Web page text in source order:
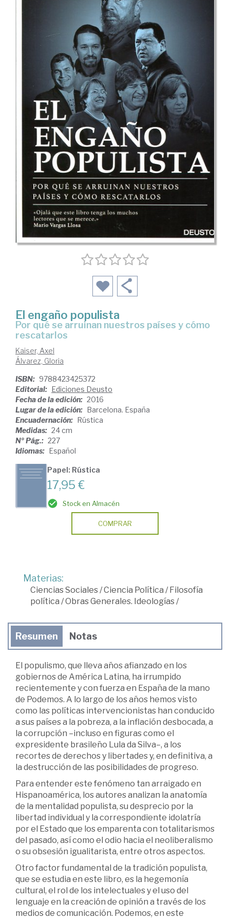
El engaño populista
por qué se arruinan nuestros países y cómo
rescatarlos
Kaiser, Axel
Álvarez, Gloria
ISBN: 9788423425372
Editorial: Ediciones Deusto
Fecha de la edición: 2016
Lugar de la edición: Barcelona. España
Encuadernación: Rústica
Medidas: 24 cm
Nº Pág.: 227
Idiomas: Español
Papel: Rústica
17,95 €
Stock en Almacén
COMPRAR
Materias:
Ciencias Sociales/Ciencia Política /Filosofía
política /Obras Generales. Ideologías/
Resumen Notas
El populismo, que lleva años afianzado en los
gobiernos de América Latina, ha irrumpido
recientemente y con fuerza en España de la mano
de Podemos. A lo largo de los años hemos visto
como las políticas intervencionistas han conducido
a sus países a la pobreza, a la inflación desbocada, a
la corrupción –incluso en figuras como el
expresidente brasileño Lula da Silva–, a los
recortes de derechos y libertades y, en definitiva, a
la destrucción de las posibilidades de progreso.
Para entender este fenómeno tan arraigado en
Hispanoamérica, los autores analizan la anatomía
de la mentalidad populista, su desprecio por la
libertad individual y la correspondiente idolatría
por el Estado que los emparenta con totalitarismos
del pasado, así como el odio hacia el neoliberalismo
o su obsesión igualitarista, entre otros aspectos.
Otro factor fundamental de la tradición populista,
que se estudia en este libro, es la hegemonía
cultural, el rol de los intelectuales y el uso del
lenguaje en la creación de opinión a través de los
medios de comunicación. Podemos, en este